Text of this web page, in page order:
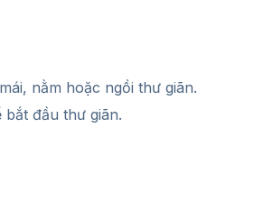
nằm hoặc ngồi thư giãn.
đầu thư giãn.